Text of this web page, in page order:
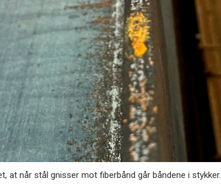
at når stål gnisser mot fiberbånd går båndene i stykker.